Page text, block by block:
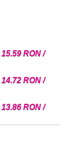
15.59 RON /
14.72 RON /
13.86 RON /